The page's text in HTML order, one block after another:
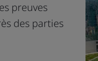
preuves
des parties